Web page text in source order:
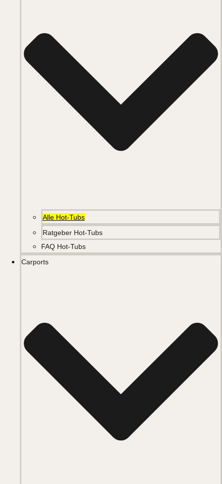
Alle Hot-Tubs
Ratgeber Hot-Tubs
FAQ Hot-Tubs
Carports